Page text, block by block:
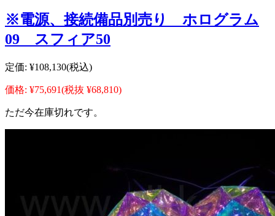
※電源、接続備品別売り ホログラム
09 スフィア50
定価: ¥108,130(税込)
価格: ¥75,691(税抜 ¥68,810)
ただ今在庫切れです。